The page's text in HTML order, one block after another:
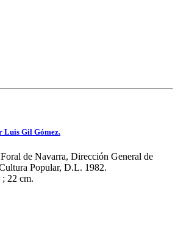
Luis Gil Gómez.
de Navarra, Dirección General de
Popular, D.L. 1982.
22 cm.